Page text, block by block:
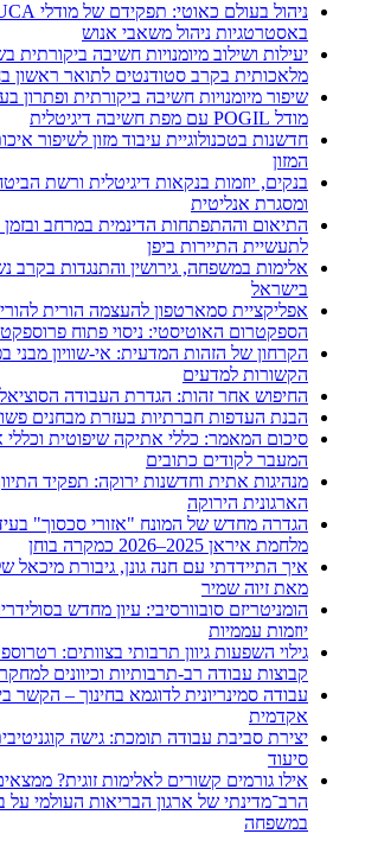
באסטרטגיות ניהול משאבי אנוש
יעילות ושילוב מיומנויות חשיבה ביקורתית
מלאכותית בקרב סטודנטים לתואר ראשון
שיפור מיומנויות חשיבה ביקורתית ופתרון
מודל POGIL עם מפת חשיבה דיגיטלית
חדשנות בטכנולוגיית עיבוד מזון לשיפור
המזון
בנקים, יוזמות בנקאות דיגיטלית ורשת
ומסגרת אנליטית
התיאום וההתפתחות הדינמית במרחב
לתעשיית התיירות ביפן
אלימות במשפחה, גירושין והתנגדות בקרב
בישראל
אפליקציית סמארטפון להעצמה הורית
הספקטרום האוטיסטי: ניסוי פתוח
הקרחון של הזהות המדעית: אי-שוויון מבני
הקשורות למדעים
החיפוש אחר זהות: הגדרת העבודה
הבנת העדפות חברתיות בעזרת מבחנים
סיכום המאמר: כללי אתיקה שיפוטית
המעבר לקודים כתובים
מנהיגות אתית וחדשנות ירוקה: תפקיד
הארגונית הירוקה
הגדרה מחדש של המונח "אזורי סכסוך"
מלחמת איראן 2025–2026 כמקרה בוחן
איך התיידדתי עם חנה גונן, גיבורת מיכאל
מאת זיוה שמיר
הומניטריזם סובוורסיבי: עיון מחדש
יוזמות עממיות
גילוי השפעות גיוון תרבותי בצוותים:
קבוצות עבודה רב-תרבותיות וכיוונים
עבודה סמינריונית לדוגמא בחינוך – הקשר
אקדמית
יצירת סביבת עבודה תומכת: גישה
סיעוד
אילו גורמים קשורים לאלימות זוגית?
הרב־מדינתי של ארגון הבריאות העולמי על
במשפחה